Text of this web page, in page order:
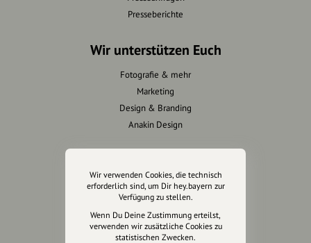
Presseberichte
Wir unterstützen Euch
Fotografie & mehr
Marketing
Design & Branding
Anakin Design
Unterstütze
unsere Plattform
hey.bayern ist ein Projekt von
Wir verwenden Cookies, die technisch
erforderlich sind, um Dir hey.bayern zur
Verfügung zu stellen.
Wenn Du Deine Zustimmung erteilst,
verwenden wir zusätzliche Cookies zu
statistischen Zwecken.